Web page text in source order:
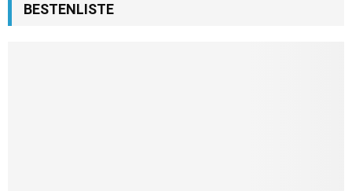
BESTENLISTE